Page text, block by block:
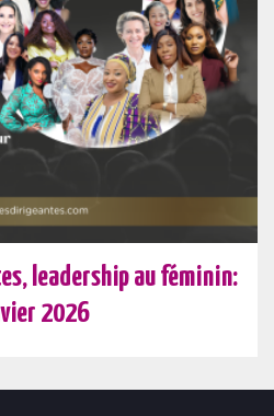
leadership au féminin:
2026